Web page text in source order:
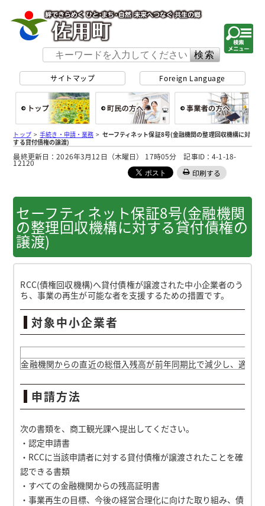
サイトマップ Foreign Language
総合トップ 町民の方へ 事
トップ>手続き・申請・業務 > セーフティネット保証8号(金融機関の整理回収機構に対
する貸付債権の譲渡)
最終更新日：2026年3月12日（木曜日） 17時05分 記事ID：4-1-18-
12120
印刷する
セーフティネット保証8号(金融機関
の整理回収機構に対する貸付債権の
譲渡)
RCC(債権回収機構)へ貸付債権が譲渡された中小企業者のう
ち、事業の再生が可能な者を支援するための措置です。
対象中小企業者
金融機関からの直近の総借入残高が前年同期比で減少し、適切
申請方法
次の書類を、商工観光課へ提出してください。
・認定申請書
・RCCに当該申請者に対する貸付債権が譲渡されたことを確
認できる書類
・すべての金融機関からの残高証明書
・事業再生の目標、今後の経営合理化に向けた取り組み、債